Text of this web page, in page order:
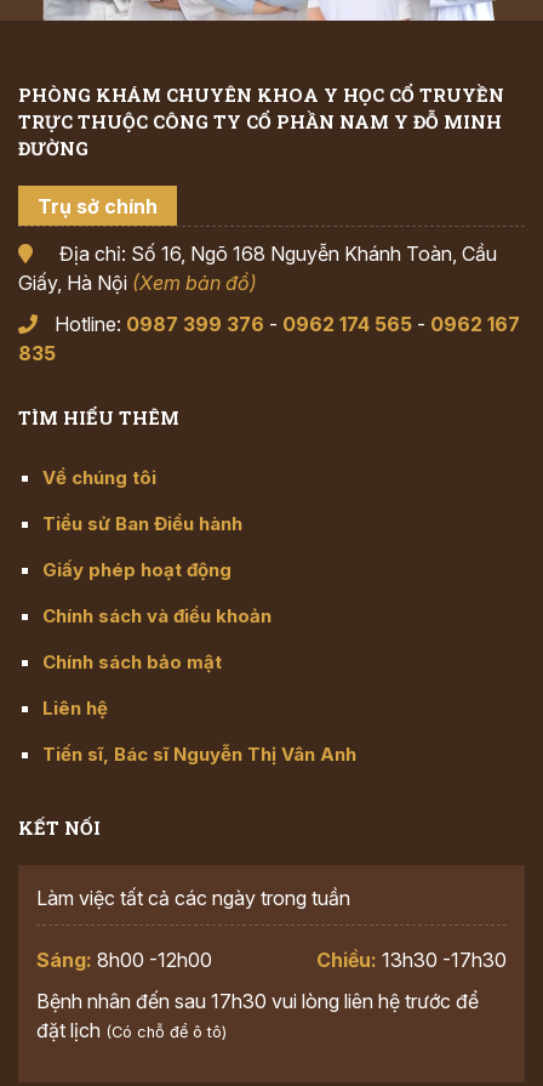
PHÒNG KHÁM CHUYÊN KHOA Y HỌC CỔ TRUYỀN
TRỰC THUỘC CÔNG TY CỔ PHẦN NAM Y ĐỖ MINH
ĐƯỜNG
Trụ sở chính
Địa chỉ: Số 16, Ngõ 168 Nguyễn Khánh Toàn, Cầu
Giấy, Hà Nội (Xem bản đồ)
Hotline: 0987 399 376 - 0962 174 565 - 0962 167
835
TÌM HIỂU THÊM
Về chúng tôi
Tiểu sử Ban Điều hành
Giấy phép hoạt động
Chính sách và điều khoản
Chính sách bảo mật
Liên hệ
Tiến sĩ, Bác sĩ Nguyễn Thị Vân Anh
KẾT NỐI
Làm việc tất cả các ngày trong tuần
Sáng: 8h00 -12h00 Chiều: 13h30 -17h30
Bệnh nhân đến sau 17h30 vui lòng liên hệ trước để
đặt lịch (Có chỗ để ô tô)